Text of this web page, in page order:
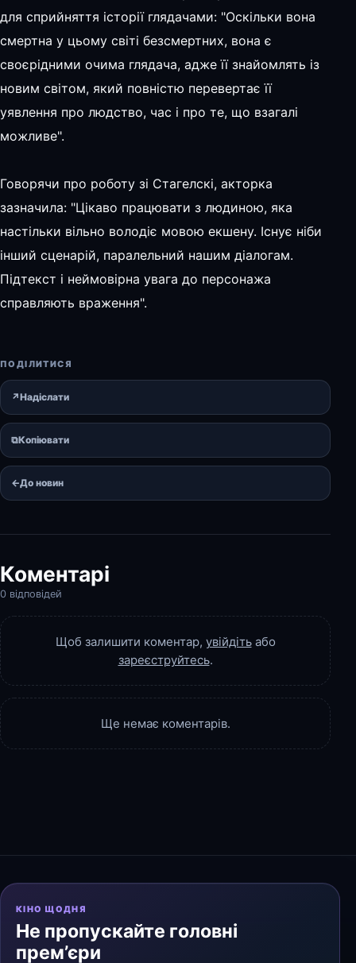
для сприйняття історії глядачами: "Оскільки вона
смертна у цьому світі безсмертних, вона є
своєрідними очима глядача, адже її знайомлять із
новим світом, який повністю перевертає її
уявлення про людство, час і про те, що взагалі
можливе".
Говорячи про роботу зі Стагелскі, акторка
зазначила: "Цікаво працювати з людиною, яка
настільки вільно володіє мовою екшену. Існує ніби
інший сценарій, паралельний нашим діалогам.
Підтекст і неймовірна увага до персонажа
справляють враження".
ПОДІЛИТИСЯ
↗Надіслати
⧉Копіювати
←До новин
Коментарі
0 відповідей
Щоб залишити коментар, увійдітьабо
зареєструйтесь.
Ще немає коментарів.
КІНО ЩОДНЯ
Не пропускайте головні
прем’єри